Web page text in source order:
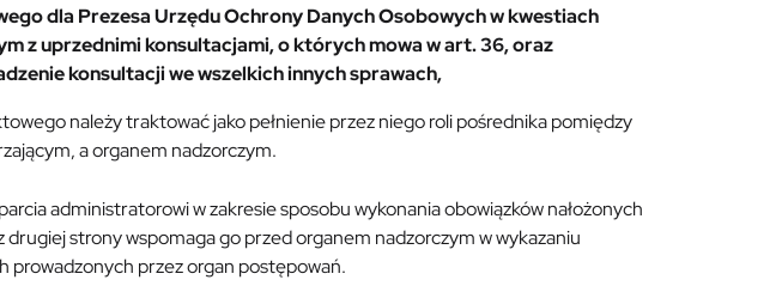
dla Prezesa Urzędu Ochrony Danych Osobowych w kwestiach
z uprzednimi konsultacjami, o których mowa w art. 36, oraz
konsultacji we wszelkich innych sprawach,
należy traktować jako pełnienie przez niego roli pośrednika pomiędzy
a organem nadzorczym.
administratorowi w zakresie sposobu wykonania obowiązków nałożonych
strony wspomaga go przed organem nadzorczym w wykazaniu
prowadzonych przez organ postępowań.